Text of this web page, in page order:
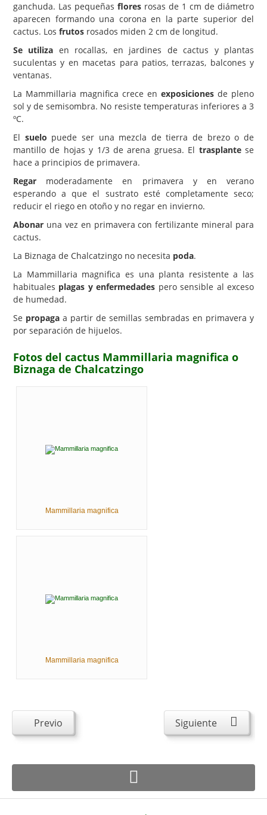
ganchuda. Las pequeñas flores rosas de 1 cm de diámetro
aparecen formando una corona en la parte superior del
cactus. Los frutos rosados miden 2 cm de longitud.
Se utiliza en rocallas, en jardines de cactus y plantas
suculentas y en macetas para patios, terrazas, balcones y
ventanas.
La Mammillaria magnifica crece en exposiciones de pleno
sol y de semisombra. No resiste temperaturas inferiores a 3
ºC.
El suelo puede ser una mezcla de tierra de brezo o de
mantillo de hojas y 1/3 de arena gruesa. El trasplantese
hace a principios de primavera.
Regar moderadamente en primavera y en verano
esperando a que el sustrato esté completamente seco;
reducir el riego en otoño y no regar en invierno.
Abonar una vez en primavera con fertilizante mineral para
cactus.
La Biznaga de Chalcatzingo no necesita poda.
La Mammillaria magnifica es una planta resistente a las
habituales plagas y enfermedades pero sensible al exceso
de humedad.
Se propaga a partir de semillas sembradas en primavera y
por separación de hijuelos.
Fotos del cactus Mammillaria magnifica o
Biznaga de Chalcatzingo
Mammillaria magnifica
Mammillaria magnifica
Previo Siguiente